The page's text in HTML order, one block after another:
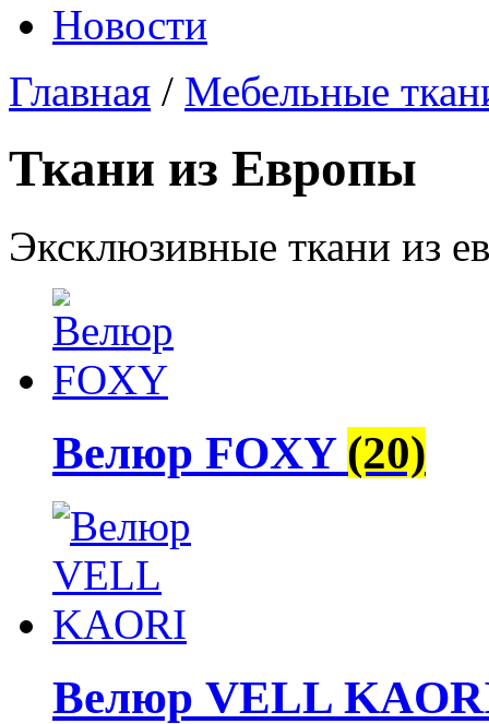
Новости
Главная / Мебельные
Ткани из Европы
Эксклюзивные ткани из
Велюр FOXY (20)
Велюр VELL